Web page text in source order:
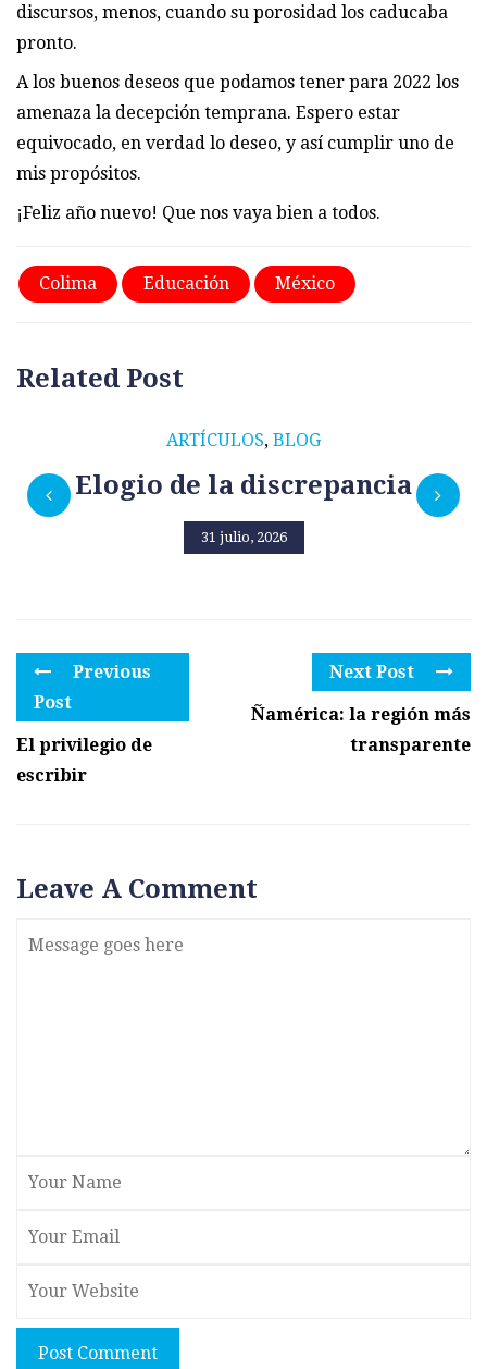
discursos, menos, cuando su porosidad los caducaba
pronto.
A los buenos deseos que podamos tener para 2022 los
amenaza la decepción temprana. Espero estar
equivocado, en verdad lo deseo, y así cumplir uno de
mis propósitos.
¡Feliz año nuevo! Que nos vaya bien a todos.
Colima Educación México
Related Post
ARTÍCULOS, BLOG
Elogio de la discrepancia
31 julio, 2026
Previous
Post
El privilegio de
escribir
Next Post
Ñamérica: la región más
transparente
Leave A Comment
Post Comment